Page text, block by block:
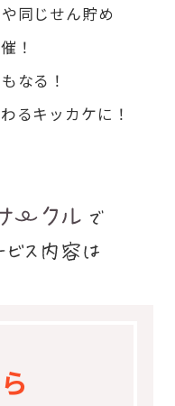
同じせん貯め
！
なる！
るキッカケに！